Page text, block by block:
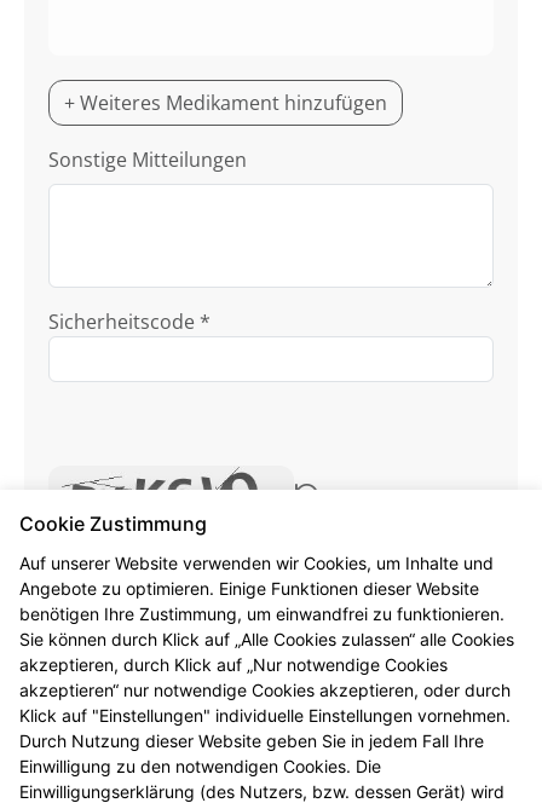
+ Weiteres Medikament hinzufügen
Sonstige Mitteilungen
Sicherheitscode *
Ich habe dieDatenschutzhinweisezur
Kenntnis genommen.
Formular jetzt absenden
Alle mit * gekennzeichneten Felder sind
Pflichtangaben.
Cookie Zustimmung
Auf unserer Website verwenden wir Cookies, um Inhalte und
Angebote zu optimieren. Einige Funktionen dieser Website
benötigen Ihre Zustimmung, um einwandfrei zu funktionieren.
Sie können durch Klick auf „Alle Cookies zulassen“ alle Cookies
akzeptieren, durch Klick auf „Nur notwendige Cookies
akzeptieren“ nur notwendige Cookies akzeptieren, oder durch
Klick auf "Einstellungen" individuelle Einstellungen vornehmen.
Durch Nutzung dieser Website geben Sie in jedem Fall Ihre
Einwilligung zu den notwendigen Cookies. Die
Einwilligungserklärung (des Nutzers, bzw. dessen Gerät) wird